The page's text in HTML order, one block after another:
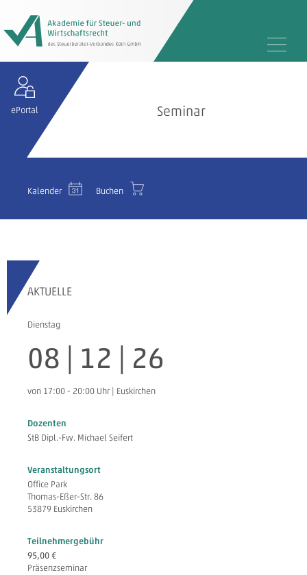
ePortal Seminar
Kalender Buchen
AKTUELLE
Dienstag
08 | 12 | 26
von 17:00 - 20:00 Uhr | Euskirchen
Dozenten
StB Dipl.-Fw. Michael Seifert
Veranstaltungsort
Office Park
Thomas-Eßer-Str. 86
53879 Euskirchen
Teilnehmergebühr
95,00 €
Präsenzseminar